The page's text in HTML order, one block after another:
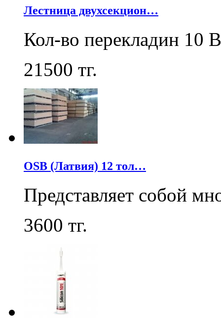
Лестница двухсекцион…
Кол-во перекладин 10
21500 тг.
OSB (Латвия) 12 тол…
Представляет собой
3600 тг.